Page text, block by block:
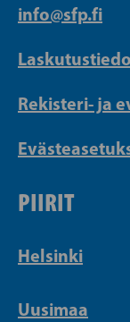
info@sfp.fi
Rekisteri- ja
PIIRIT
Helsinki
Uusimaa